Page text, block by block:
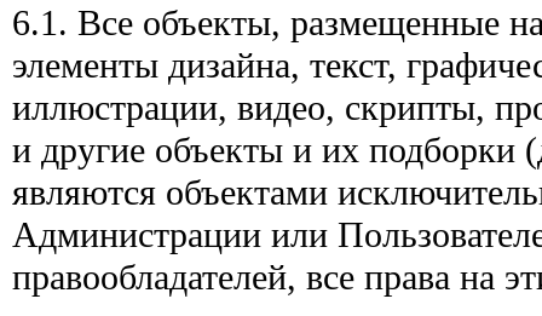
6.1. Все объекты, размещенные
элементы дизайна, текст,
иллюстрации, видео, скрипты,
и другие объекты и их подборки
являются объектами
Администрации или
правообладателей, все права на